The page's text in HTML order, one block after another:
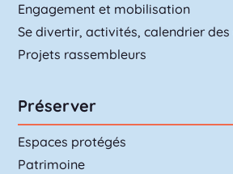
Engagement et mobilisation
Se divertir, activités, calendrier
Projets rassembleurs
Préserver
Espaces protégés
Patrimoine